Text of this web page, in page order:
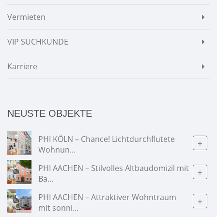
Vermieten
VIP SUCHKUNDE
Karriere
NEUSTE OBJEKTE
PHI KÖLN – Chance! Lichtdurchflutete
Wohnun...
+
PHI AACHEN – Stilvolles Altbaudomizil mit
Ba...
+
PHI AACHEN – Attraktiver Wohntraum
mit sonni...
+